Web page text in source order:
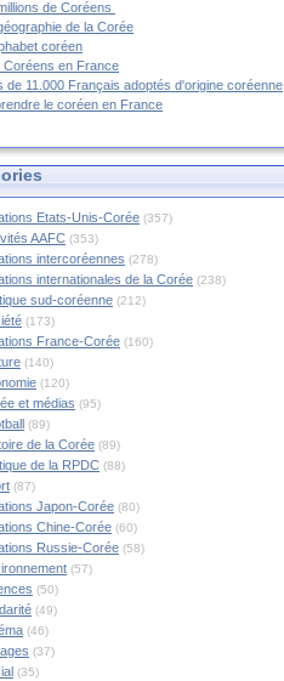
de Coréens
de la Corée
coréen
Coréens en France
de 11.000 Français adoptés d'origine coréenne
le coréen en France
Etats-Unis-Corée (357)
AAFC (353)
intercoréennes (278)
internationales de la Corée (238)
sud-coréenne (212)
(173)
France-Corée (160)
(140)
(120)
et médias (95)
(89)
de la Corée (89)
de la RPDC (88)
(87)
Japon-Corée (80)
Chine-Corée (60)
Russie-Corée (58)
(57)
(50)
(49)
(46)
(37)
(35)